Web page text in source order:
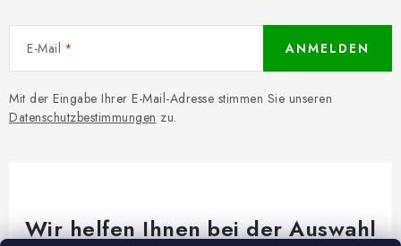
E-Mail
Mit der Eingabe Ihrer E-Mail-Adresse stimmen Sie unseren
Datenschutzbestimmungen zu.
ANMELDEN
Wir helfen Ihnen bei der Auswahl